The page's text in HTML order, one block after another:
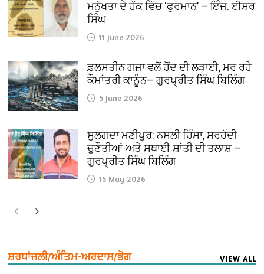
ਮਨੁੱਖਤਾ ਦੇ ਹੱਕ ਵਿੱਚ ‘ਫੁਰਮਾਨ’ — ਇੰਜ. ਈਸ਼ਰ
ਸਿੰਘ
11 June 2026
ਫ਼ਲਸਤੀਨ ਗਜ਼ਾ ਵਲੋਂ ਹੋਂਦ ਦੀ ਲੜਾਈ, ਮਰ ਰਹੇ
ਕੌਮਾਂਤਰੀ ਕਾਨੂੰਨ— ਗੁਰਪ੍ਰੀਤ ਸਿੰਘ ਬਿਲਿੰਗ
5 June 2026
ਸੁਲਗਦਾ ਮਣੀਪੁਰ: ਨਸਲੀ ਹਿੰਸਾ, ਸਰਹੱਦੀ
ਚੁਣੌਤੀਆਂ ਅਤੇ ਸਥਾਈ ਸ਼ਾਂਤੀ ਦੀ ਤਲਾਸ਼ —
ਗੁਰਪ੍ਰੀਤ ਸਿੰਘ ਬਿਲਿੰਗ
15 May 2026
ਸ਼ਰਧਾਂਜਲੀ/ਅੰਤਿਮ-ਅਰਦਾਸ/ਭੋਗ VIEW ALL